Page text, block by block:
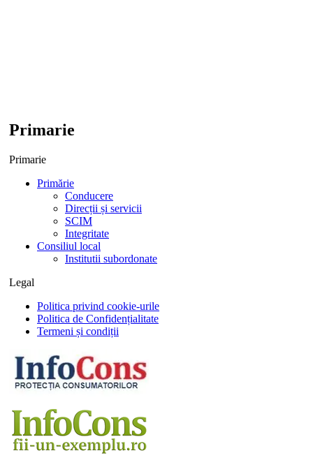
Primarie
Primarie
Primărie
Conducere
Direcții și servicii
SCIM
Integritate
Consiliul local
Institutii subordonate
Legal
Politica privind cookie-urile
Politica de Confidențialitate
Termeni și condiții